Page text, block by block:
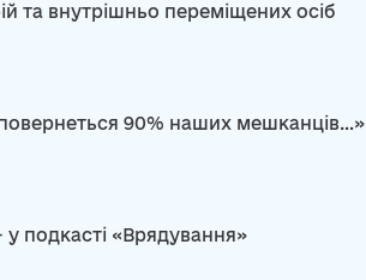
та внутрішньо переміщених осіб
90% наших мешканців…»
подкасті «Врядування»